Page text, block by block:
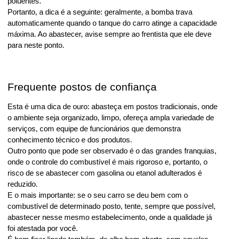
Portanto, a dica é a seguinte: geralmente, a bomba trava
automaticamente quando o tanque do carro atinge a capacidade
máxima. Ao abastecer, avise sempre ao frentista que ele deve
para neste ponto.
Frequente postos de confiança
Esta é uma dica de ouro: abasteça em postos tradicionais, onde
o ambiente seja organizado, limpo, ofereça ampla variedade de
serviços, com equipe de funcionários que demonstra
conhecimento técnico e dos produtos.
Outro ponto que pode ser observado é o das grandes franquias,
onde o controle do combustível é mais rigoroso e, portanto, o
risco de se abastecer com gasolina ou etanol adulterados é
reduzido.
E o mais importante: se o seu carro se deu bem com o
combustível de determinado posto, tente, sempre que possível,
abastecer nesse mesmo estabelecimento, onde a qualidade já
foi atestada por você.